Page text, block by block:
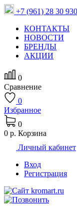
+7 (961) 28 30 930
КОНТАКТЫ
НОВОСТИ
БРЕНДЫ
АКЦИИ
0
Сравнение
0
Избранное
0
0 р. Корзина
Личный кабинет
Вход
Регистрация